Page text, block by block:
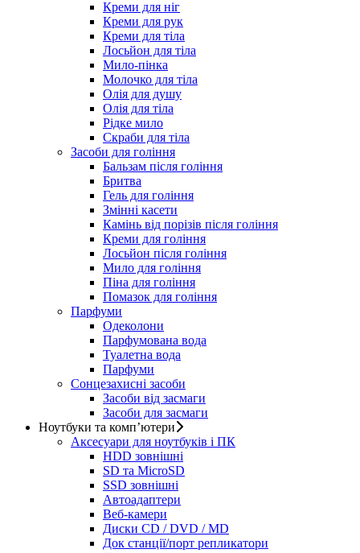
Креми для ніг
Креми для рук
Креми для тіла
Лосьйон для тіла
Мило-пінка
Молочко для тіла
Олія для душу
Олія для тіла
Рідке мило
Скраби для тіла
Засоби для гоління
Бальзам після гоління
Бритва
Гель для гоління
Змінні касети
Камінь від порізів після гоління
Креми для гоління
Лосьйон після гоління
Мило для гоління
Піна для гоління
Помазок для гоління
Парфуми
Одеколони
Парфумована вода
Туалетна вода
Парфуми
Сонцезахисні засоби
Засоби від засмаги
Засоби для засмаги
Ноутбуки та комп’ютери
Аксесуари для ноутбуків і ПК
HDD зовнішні
SD та MicroSD
SSD зовнішні
Автоадаптери
Веб-камери
Диски CD / DVD / MD
Док станції/порт репликатори